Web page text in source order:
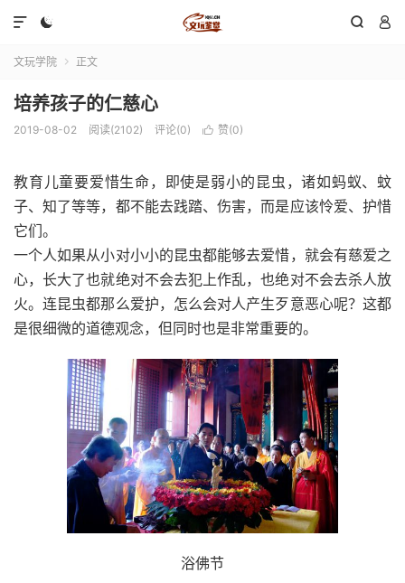
  

文玩学院  正文
培养孩子的仁慈心
2019-08-02 阅读(2102) 评论(0)  赞(0)
教育儿童要爱惜生命，即使是弱小的昆虫，诸如蚂蚁、蚊
子、知了等等，都不能去践踏、伤害，而是应该怜爱、护惜
它们。
一个人如果从小对小小的昆虫都能够去爱惜，就会有慈爱之
心，长大了也就绝对不会去犯上作乱，也绝对不会去杀人放
火。连昆虫都那么爱护，怎么会对人产生歹意恶心呢？这都
是很细微的道德观念，但同时也是非常重要的。
浴佛节